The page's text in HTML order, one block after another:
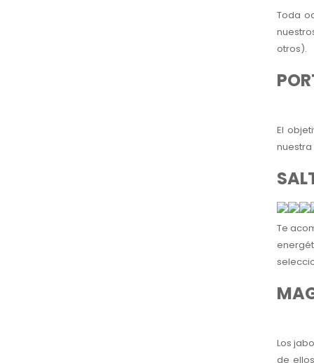
Toda
otros).
El
Te
Los
de